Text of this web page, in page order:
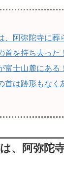
、阿弥陀寺に葬
首を持ち去った
富士山麓にある
首は跡形もなく
、阿弥陀